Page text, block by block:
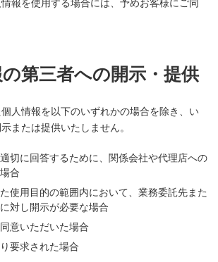
第三者への開示・提供
人情報を以下のいずれかの場合を除き、い
または提供いたしません。
切に回答するために、関係会社や代理店への
合
使用目的の範囲内において、業務委託先また
対し開示が必要な場合
意いただいた場合
要求された場合